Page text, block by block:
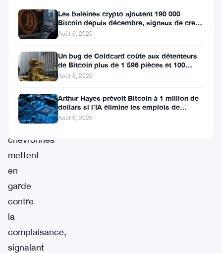
l’euphorie
prix
hausse,
des
traders
chevronnés
mettent
en
garde
contre
la
complaisance,
signalant
Les baleines crypto ajoutent 190 000
Bitcoin depuis décembre, signaux de creux
du marché baissier s’accumulent
Août 6, 2026
Un bug de Coldcard coûte aux détenteurs
de Bitcoin plus de 1 596 pièces et 100
millions de dollars
Août 6, 2026
Arthur Hayes prévoit Bitcoin à 1 million de
dollars si l’IA élimine les emplois de
bureau
Août 6, 2026